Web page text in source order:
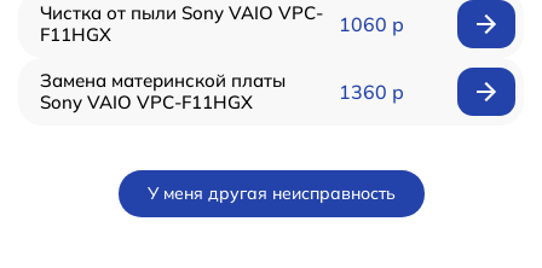
Чистка от пыли Sony VAIO VPC-
F11HGX
1060 р
Замена материнской платы
Sony VAIO VPC-F11HGX
1360 р
У меня другая неисправность